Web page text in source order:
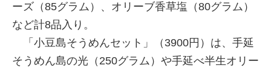
ーズ（85グラム）、オリーブ香草塩（80グラム）
など計8品入り。
「小豆島そうめんセット」（3900円）は、手延
そうめん島の光（250グラム）や手延べ半生オリー